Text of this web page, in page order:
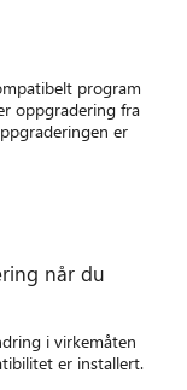
program
oppgradering fra
er
når du
i virkemåten
er installert.